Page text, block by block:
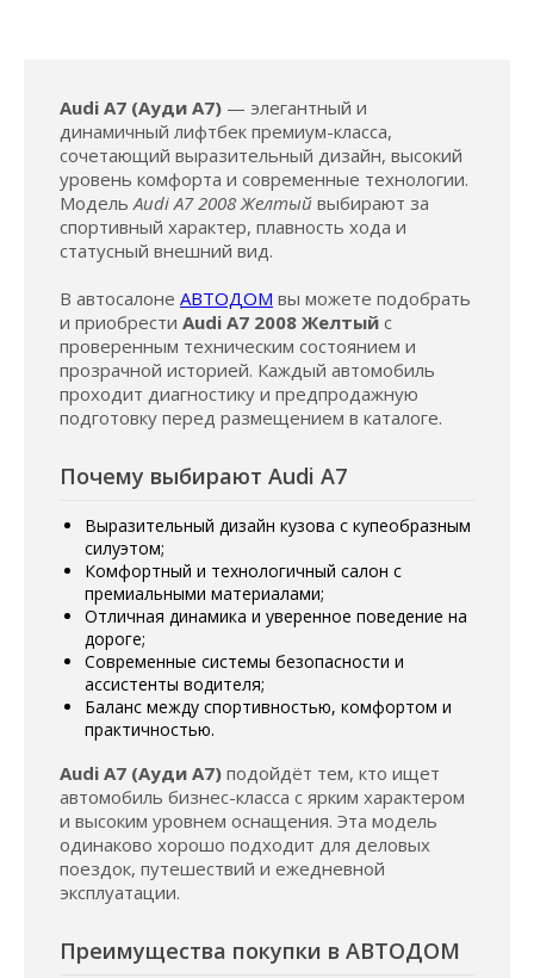
Audi A7 (Ауди А7) — элегантный и
динамичный лифтбек премиум-класса,
сочетающий выразительный дизайн, высокий
уровень комфорта и современные технологии.
МодельAudi A7 2008 Желтый выбирают за
спортивный характер, плавность хода и
статусный внешний вид.
В автосалоне АВТОДОМ вы можете подобрать
и приобрести Audi A7 2008 Желтый с
проверенным техническим состоянием и
прозрачной историей. Каждый автомобиль
проходит диагностику и предпродажную
подготовку перед размещением в каталоге.
Почему выбирают Audi A7
Выразительный дизайн кузова с купеобразным
силуэтом;
Комфортный и технологичный салон с
премиальными материалами;
Отличная динамика и уверенное поведение на
дороге;
Современные системы безопасности и
ассистенты водителя;
Баланс между спортивностью, комфортом и
практичностью.
Audi A7 (Ауди А7) подойдёт тем, кто ищет
автомобиль бизнес-класса с ярким характером
и высоким уровнем оснащения. Эта модель
одинаково хорошо подходит для деловых
поездок, путешествий и ежедневной
эксплуатации.
Преимущества покупки в АВТОДОМ